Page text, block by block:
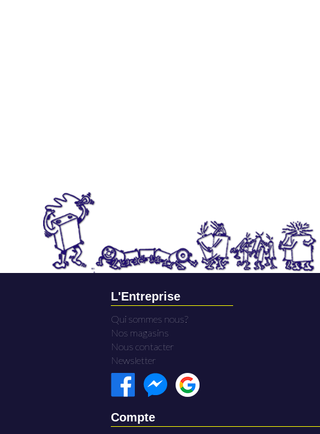
L'Entreprise
Qui sommes nous?
Nos magasins
Nous contacter
Newsletter
Compte